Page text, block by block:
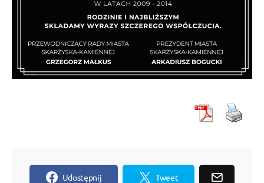
Udostępnij Tweet